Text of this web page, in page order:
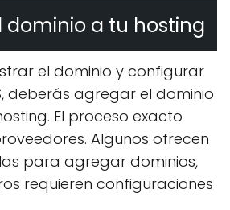
dominio a tu hosting
el dominio y configurar
deberás agregar el dominio
El proceso exacto
Algunos ofrecen
para agregar dominios,
requieren configuraciones